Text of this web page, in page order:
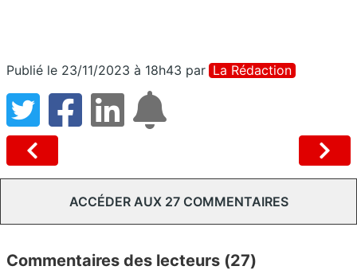
Publié le 23/11/2023 à 18h43 par La Rédaction
ACCÉDER AUX 27 COMMENTAIRES
Commentaires des lecteurs (27)